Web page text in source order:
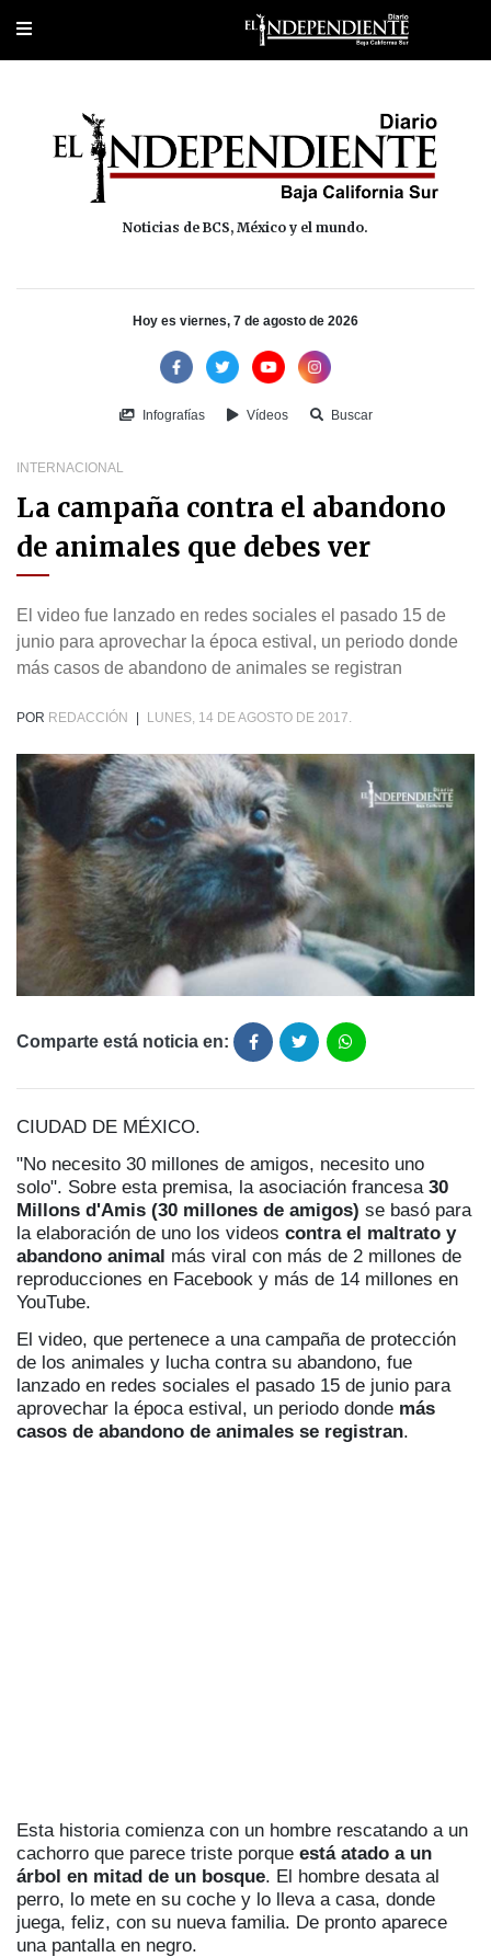
Portada Policiaca Deportes Cultura
Noticias de BCS, México y el mundo.
Hoy es viernes, 7 de agosto de 2026
Infografías Vídeos Buscar
INTERNACIONAL
La campaña contra el abandono
de animales que debes ver
El video fue lanzado en redes sociales el pasado 15 de
junio para aprovechar la época estival, un periodo donde
más casos de abandono de animales se registran
POR REDACCIÓN LUNES, 14 DE AGOSTO DE 2017.
Comparte está noticia en:
CIUDAD DE MÉXICO.
"No necesito 30 millones de amigos, necesito uno
solo". Sobre esta premisa, la asociación francesa 30
Millons d'Amis (30 millones de amigos) se basó para
la elaboración de uno los videos contra el maltrato y
abandono animal más viral con más de 2 millones de
reproducciones en Facebook y más de 14 millones en
YouTube.
El video, que pertenece a una campaña de protección
de los animales y lucha contra su abandono, fue
lanzado en redes sociales el pasado 15 de junio para
aprovechar la época estival, un periodo donde más
casos de abandono de animales se registran.
Esta historia comienza con un hombre rescatando a un
cachorro que parece triste porque está atado a un
árbol en mitad de un bosque. El hombre desata al
perro, lo mete en su coche y lo lleva a casa, donde
juega, feliz, con su nueva familia. De pronto aparece
una pantalla en negro.